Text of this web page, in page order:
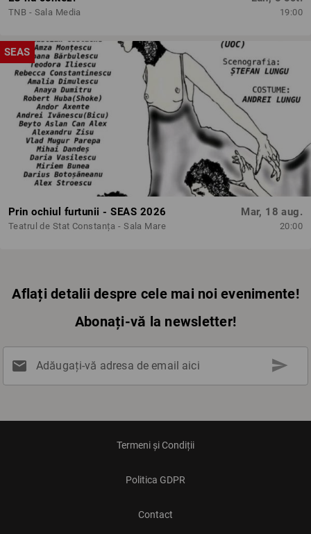
TNB - Sala Media 19:00
SEAS
Prin ochiul furtunii - SEAS 2026
Teatrul de Stat Constanța - Sala Mare
Mar, 18 aug.
20:00
Aflați detalii despre cele mai noi evenimente!
Abonați-vă la newsletter!
mail Adăugați-vă adresa de email aici send
Termeni și Condiții
Politica GDPR
Contact